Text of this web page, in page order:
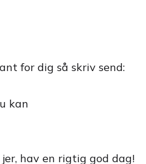
for dig så skriv send:
kan
hav en rigtig god dag!